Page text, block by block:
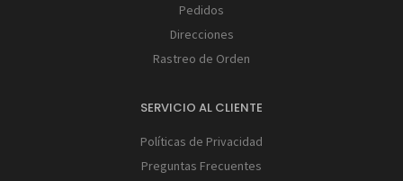
Pedidos
Direcciones
Rastreo de Orden
SERVICIO AL CLIENTE
Políticas de Privacidad
Preguntas Frecuentes